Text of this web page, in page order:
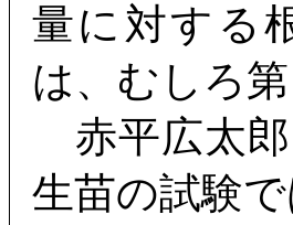
量に対する
は、むしろ
赤平広太郎
生苗の試験